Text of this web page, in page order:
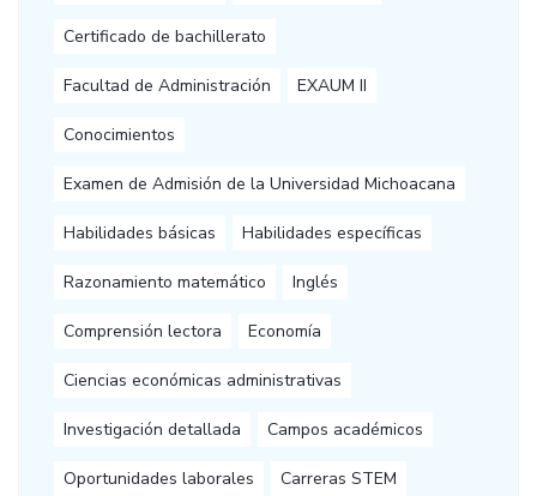
Certificado de bachillerato
Facultad de Administración EXAUM II
Conocimientos
Examen de Admisión de la Universidad Michoacana
Habilidades básicas Habilidades específicas
Razonamiento matemático Inglés
Comprensión lectora Economía
Ciencias económicas administrativas
Investigación detallada Campos académicos
Oportunidades laborales Carreras STEM